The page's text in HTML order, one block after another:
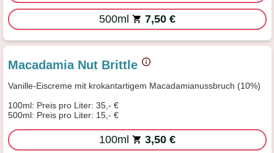
500ml 7,50 €
Macadamia Nut Brittle
Vanille-Eiscreme mit krokantartigem Macadamianussbruch (10%)
100ml: Preis pro Liter: 35,- €
500ml: Preis pro Liter: 15,- €
100ml 3,50 €